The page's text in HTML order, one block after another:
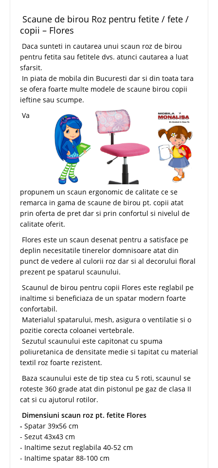
Scaune de birou Roz pentru fetite / fete /
copii – Flores
Daca sunteti in cautarea unui scaun roz de birou
pentru fetita sau fetitele dvs. atunci cautarea a luat
sfarsit.
In piata de mobila din Bucuresti dar si din toata tara
se ofera foarte multe modele de scaune birou copii
ieftine sau scumpe.
Va
propunem un scaun ergonomic de calitate ce se
remarca in gama de scaune de birou pt. copii atat
prin oferta de pret dar si prin confortul si nivelul de
calitate oferit.
Flores este un scaun desenat pentru a satisface pe
deplin necesitatile tinerelor domnisoare atat din
punct de vedere al culorii roz dar si al decorului floral
prezent pe spatarul scaunului.
Scaunul de birou pentru copii Flores este reglabil pe
inaltime si beneficiaza de un spatar modern foarte
confortabil.
Materialul spatarului, mesh, asigura o ventilatie si o
pozitie corecta coloanei vertebrale.
Sezutul scaunului este capitonat cu spuma
poliuretanica de densitate medie si tapitat cu material
textil roz foarte rezistent.
Baza scaunului este de tip stea cu 5 roti, scaunul se
roteste 360 grade atat din pistonul pe gaz de clasa II
cat si cu ajutorul rotilor.
Dimensiuni scaun roz pt. fetite Flores
- Spatar 39x56 cm
- Sezut 43x43 cm
- Inaltime sezut reglabila 40-52 cm
- Inaltime spatar 88-100 cm